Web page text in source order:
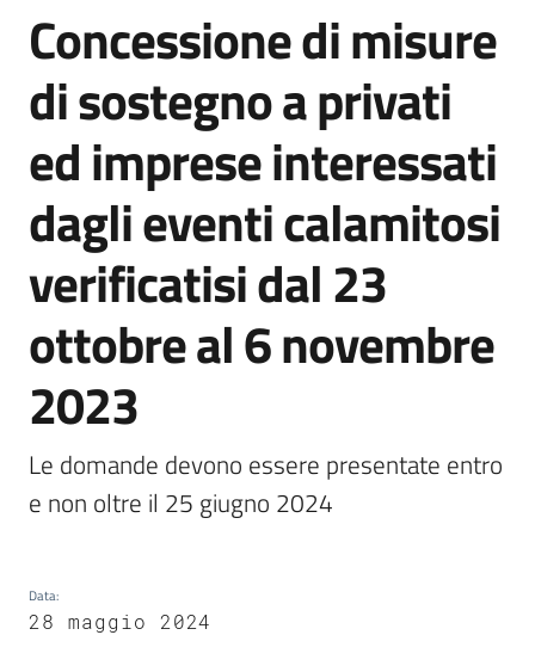
Servizi
Vivere
Fontanelice
Servizi
line
Tutti
argomenti
su
Salta al contenuto
Concessione di misure
di sostegno a privati
ed imprese interessati
dagli eventi calamitosi
verificatisi dal 23
ottobre al 6 novembre
2023
Le domande devono essere presentate entro
e non oltre il 25 giugno 2024
Data:
28 maggio 2024